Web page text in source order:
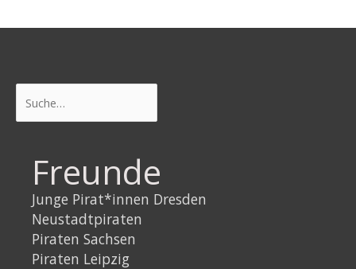
Freunde
Junge Pirat*innen Dresden
Neustadtpiraten
Piraten Sachsen
Piraten Leipzig